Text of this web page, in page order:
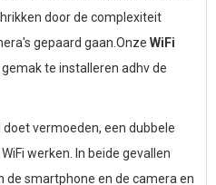
door de complexiteit
gepaard gaan.Onze WiFi
te installeren adhv de
vermoeden, een dubbele
werken. In beide gevallen
de smartphone en de camera en